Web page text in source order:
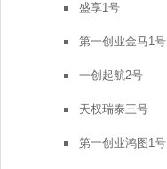
盛享1号
第一创业金马1号
一创起航2号
天权瑞泰三号
第一创业鸿图1号